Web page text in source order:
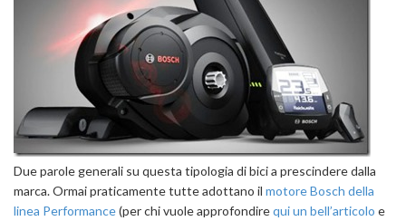
Due parole generali su questa tipologia di bici a prescindere dalla
marca. Ormai praticamente tutte adottano il motore Bosch della
linea Performance(per chi vuole approfondirequi un bell’articolo e